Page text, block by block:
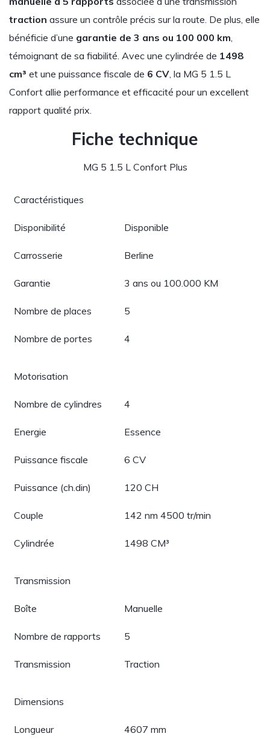
traction assure un contrôle précis sur la route. De plus, elle
bénéficie d’une garantie de 3 ans ou 100 000 km,
témoignant de sa fiabilité. Avec une cylindrée de 1498
cm³ et une puissance fiscale de 6 CV, la MG 5 1.5 L
Confort allie performance et efficacité pour un excellent
rapport qualité prix.
Fiche technique
MG 5 1.5 L Confort Plus
Caractéristiques
Disponibilité Disponible
Carrosserie Berline
Garantie 3 ans ou 100.000 KM
Nombre de places 5
Nombre de portes 4
Motorisation
Nombre de cylindres 4
Energie Essence
Puissance fiscale 6 CV
Puissance (ch.din) 120 CH
Couple 142 nm 4500 tr/min
Cylindrée 1498 CM³
Transmission
Boîte Manuelle
Nombre de rapports 5
Transmission Traction
Dimensions
Longueur 4607 mm